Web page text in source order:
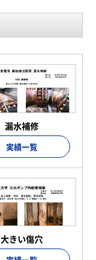
漏水補修
実績一覧
大きい傷穴